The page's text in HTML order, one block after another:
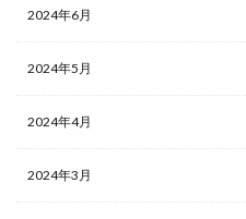
2024年6月
2024年5月
2024年4月
2024年3月